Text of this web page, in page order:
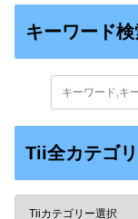
キーワード
Tii全カテゴ